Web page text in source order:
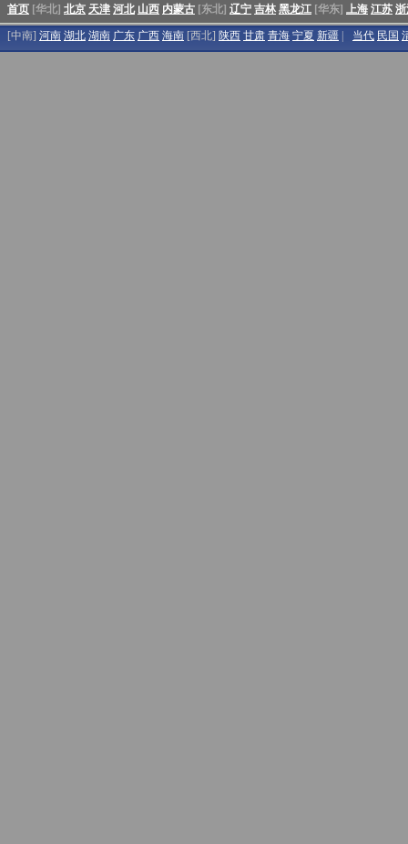
首页 [华北] 北京 天津 河北 山西 内蒙古 [东北] 辽宁 吉林 黑龙江 [华东] 上海 江苏
[中南] 河南 湖北 湖南 广东 广西 海南 [西北] 陕西 甘肃 青海 宁夏 新疆 当代 民国